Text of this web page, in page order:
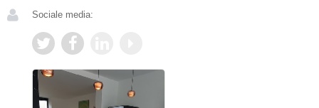
Sociale media: